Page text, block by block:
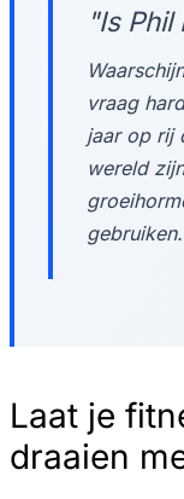
"Is
vraag
jaar op rij
wereld
gebruiken.
Laat je
draaien